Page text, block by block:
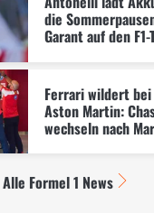
die
Garant auf den
Ferrari wildert bei
Aston Martin:
wechseln nach
Alle Formel 1 News